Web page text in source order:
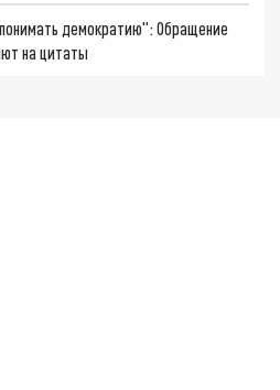
демократию": Обращение
на цитаты